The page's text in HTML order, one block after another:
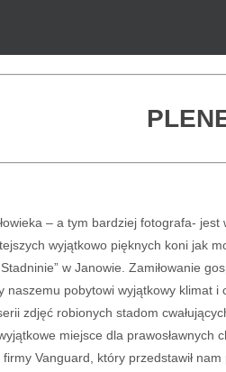
– a tym bardziej fotografa-
wyjątkowo pięknych koni jak
w Janowie. Zamiłowanie
naszemu pobytowi wyjątkowy klimat i
zdjęć robionych stadom
miejsce dla prawosławnych
Vanguard, który przedstawił